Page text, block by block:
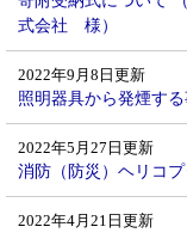
式会社 様）
2022年9月8日更新
照明器具から発煙す
2022年5月27日更新
消防（防災）ヘリコ
2022年4月21日更新